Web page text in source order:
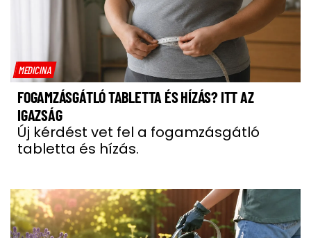
MEDICINA
FOGAMZÁSGÁTLÓ TABLETTA ÉS HÍZÁS? ITT AZ
IGAZSÁG
Új kérdést vet fel a fogamzásgátló
tabletta és hízás.